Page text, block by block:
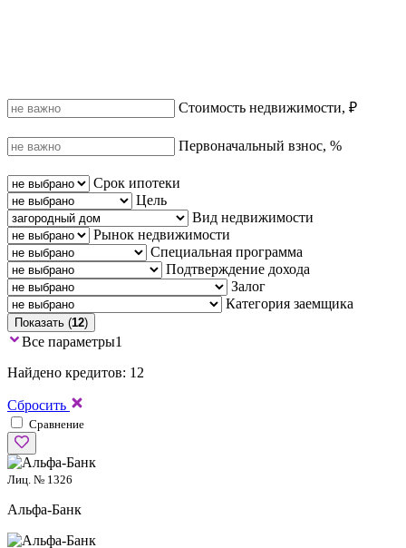
Стоимость недвижимости, ₽
Первоначальный взнос, %
Срок ипотеки
Цель
Вид недвижимости
Рынок недвижимости
Специальная программа
Подтверждение дохода
Залог
Категория заемщика
Показать (12)
Все параметры1
Найдено кредитов: 12
Сбросить
Сравнение
Лиц. № 1326
Альфа-Банк